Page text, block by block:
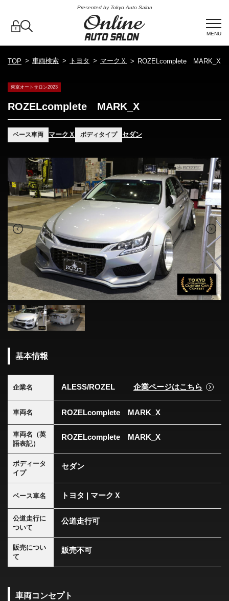
Presented by Tokyo Auto Salon
MENU
TOP 車両検索 トヨタ マークＸ ROZELcomplete MARK_X
東京オートサロン2023
ROZELcomplete MARK_X
ベース車両 マークＸ ボディタイプ セダン
基本情報
企業名 ALESS/ROZEL 企業ページはこちら
車両名 ROZELcomplete MARK_X
車両名（英
語表記）
ROZELcomplete MARK_X
ボディータ
イプ
セダン
ベース車名 トヨタ | マークＸ
公道走行に
ついて
公道走行可
販売につい
て
販売不可
車両コンセプト